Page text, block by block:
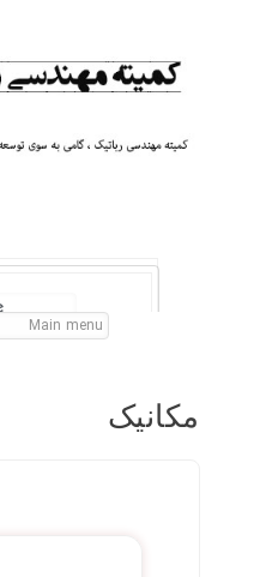
مکانیک